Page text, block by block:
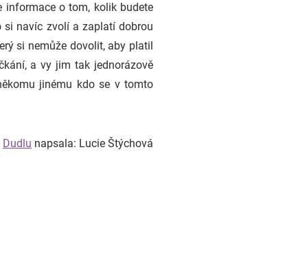
informace o tom, kolik budete
si navíc zvolí a zaplatí dobrou
si nemůže dovolit, aby platil
a vy jim tak jednorázově
jinému kdo se v tomto
Dudlu napsala: Lucie Štýchová